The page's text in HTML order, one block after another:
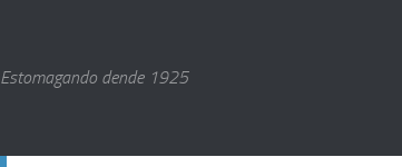
Estomagando dende 1925